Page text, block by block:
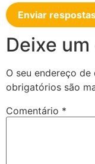
Deixe
O seu endereço
obrigatórios são
Comentário *